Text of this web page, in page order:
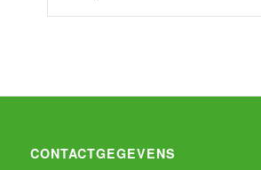
CONTACTGEGEVENS